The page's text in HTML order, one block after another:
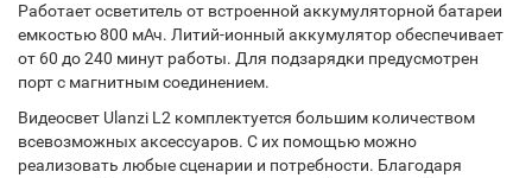
Работает осветитель от встроенной аккумуляторной батареи
емкостью 800 мАч. Литий-ионный аккумулятор обеспечивает
от 60 до 240 минут работы. Для подзарядки предусмотрен
порт с магнитным соединением.
Видеосвет Ulanzi L2 комплектуется большим количеством
всевозможных аксессуаров. С их помощью можно
реализовать любые сценарии и потребности. Благодаря